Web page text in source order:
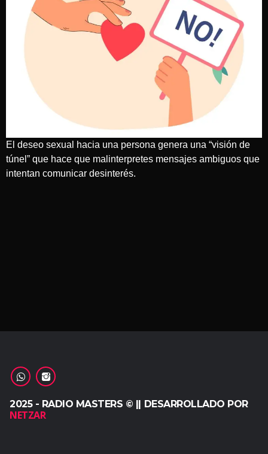
El deseo sexual hacia una persona genera una “visión de
túnel” que hace que malinterpretes mensajes ambiguos que
intentan comunicar desinterés.
2025 - RADIO MASTERS © || DESARROLLADO POR
NETZAR